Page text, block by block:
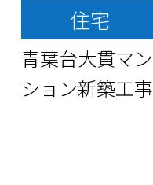
住宅
青葉台大貫マン
ション新築工事